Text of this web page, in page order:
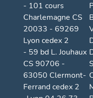
- 101 cours
Charlemagne CS
20033 - 69269
Lyon cedex 2
- 59 bd L. Jouhaux
CS 90706 -
63050 Clermont-
Ferrand cedex 2